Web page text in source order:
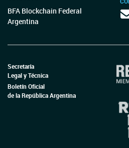
BFA Blockchain Federal
Argentina
Secretaría
Legal y Técnica
Boletín Oficial
de la República Argentina